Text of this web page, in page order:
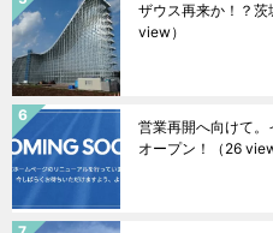
ザウス再来か！？茨
view）
営業再開へ向けて。
オープン！
（26